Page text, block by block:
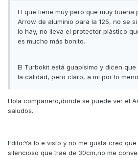
El que tiene muy pero que muy buena
Arrow de aluminio para la 125, no se
lo hay, no lleva el protector plástico
es mucho más bonito.
El Turbokit está guapísimo y dicen
la calidad, pero claro, a mi por lo
Hola compañero,donde se puede ver el
saludos.
Edito:Ya lo e visto y no me gusta creo
silencioso que trae de 30cm,no me